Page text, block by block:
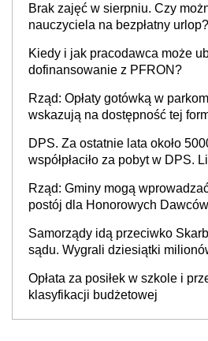
Brak zajęć w sierpniu. Czy
nauczyciela na bezpłatny urlop?
Kiedy i jak pracodawca może
dofinansowanie z PFRON?
Rząd: Opłaty gotówką w
wskazują na dostępność tej
DPS. Za ostatnie lata około
współpłaciło za pobyt w DPS.
Rząd: Gminy mogą
postój dla Honorowych
Samorządy idą przeciwko
sądu. Wygrali dziesiątki
Opłata za posiłek w szkole i
klasyfikacji budżetowej